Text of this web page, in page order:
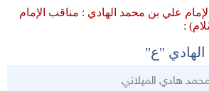
الإمام علي بن محمد الهادي : مناقب الإمام
:
الهادي "ع"
هادي الميلاني